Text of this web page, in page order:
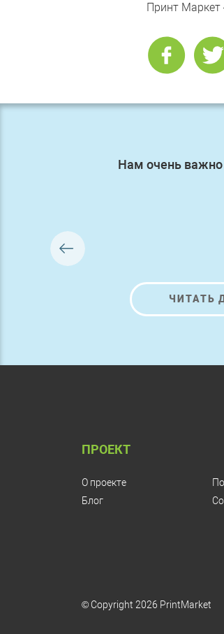
Принт Маркет
Нам очень
ЧИТАТЬ
ПРОЕКТ
О проекте
Блог
© Copyright 2026 PrintMarket